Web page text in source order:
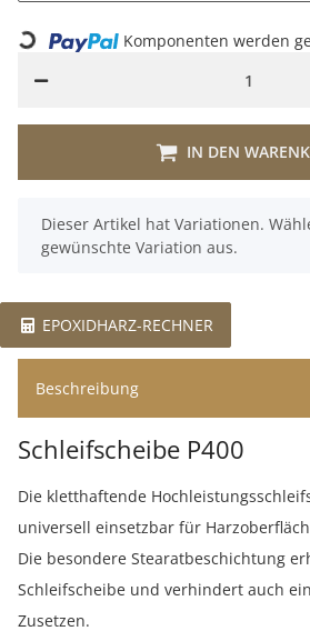
IN DEN
Loading... Komponenten werden
x
Dieser Artikel hat Variationen.
gewünschte Variation aus.
EPOXIDHARZ-RECHNER
Beschreibung
Schleifscheibe P400
Die kletthaftende
universell einsetzbar für
Die besondere Stearatbeschichtung
Schleifscheibe und verhindert auch
Zusetzen.